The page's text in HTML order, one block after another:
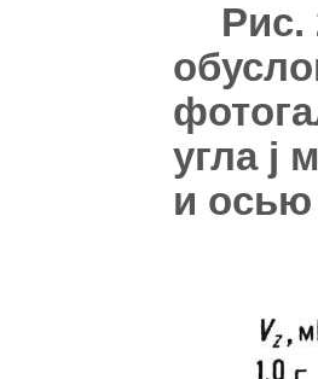
Рис.
угла j
и осью